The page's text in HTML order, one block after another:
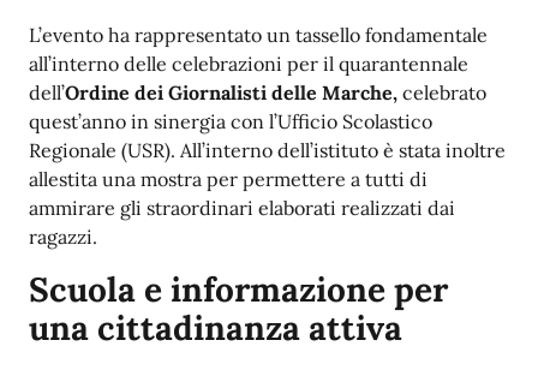
L’evento ha rappresentato un tassello fondamentale
all’interno delle celebrazioni per il quarantennale
dell’Ordine dei Giornalisti delle Marche, celebrato
quest’anno in sinergia con l’Ufficio Scolastico
Regionale (USR). All’interno dell’istituto è stata inoltre
allestita una mostra per permettere a tutti di
ammirare gli straordinari elaborati realizzati dai
ragazzi.
Scuola e informazione per
una cittadinanza attiva